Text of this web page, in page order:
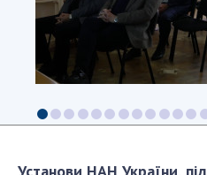
Установи НАН України,